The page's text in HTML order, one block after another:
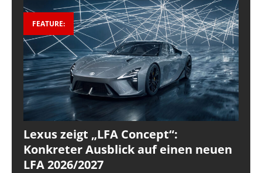
FEATURE:
Lexus zeigt „LFA Concept“:
Konkreter Ausblick auf einen neuen
LFA 2026/2027